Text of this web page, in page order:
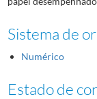
Sistema de
Numérico
Estado de